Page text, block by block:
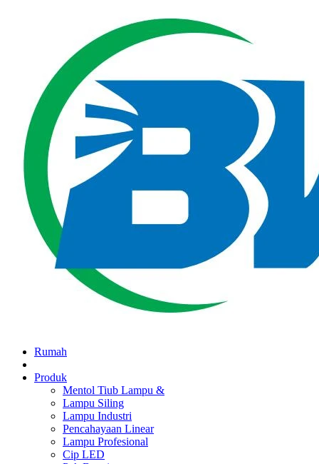
Rumah
Produk
Mentol Tiub Lampu &
Lampu Siling
Lampu Industri
Pencahayaan Linear
Lampu Profesional
Cip LED